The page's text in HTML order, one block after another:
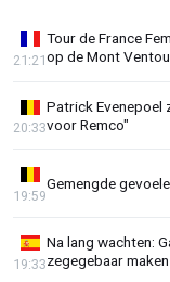
Tour de France
op de Mont
21:21
Patrick Evenepoel
voor Remco"
20:33
Gemengde
19:59
Na lang wachten:
zegegebaar maken
19:33